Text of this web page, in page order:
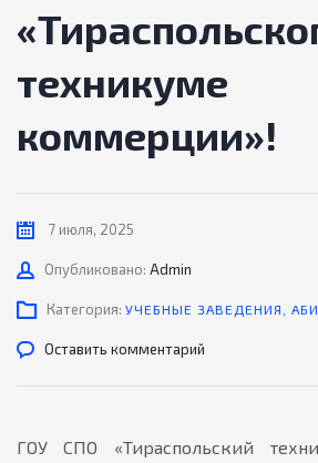
техникуме
коммерции»!
7 июля, 2025
Опубликовано: Автор
Admin
Категория: УЧЕБНЫЕ ЗАВЕДЕНИЯ
Оставить комментарий
ГОУ СПО «Тираспольский